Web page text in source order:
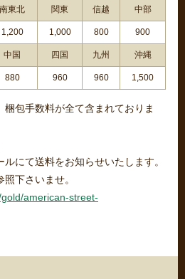
南東北 関東 信越 中部
1,200 1,000 800 900
中国 四国 九州 沖縄
880 960 960 1,500
包手数料が全て含まれておりま
にて送料をお知らせいたします。
下さいませ。
american-street-